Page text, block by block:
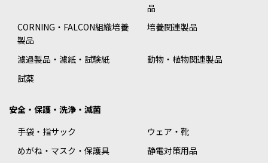
品
CORNING・FALCON組織培養
製品
培養関連製品
濾過製品・濾紙・試験紙
動物・植物関連製品
試薬
安全・保護・洗浄・滅菌
手袋・指サック
ウェア・靴
めがね・マスク・保護具
静電対策用品